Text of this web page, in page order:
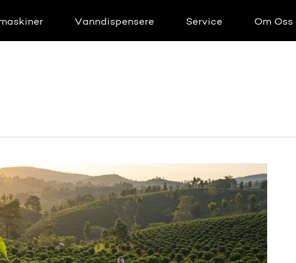
Vanndispensere Service Om Oss